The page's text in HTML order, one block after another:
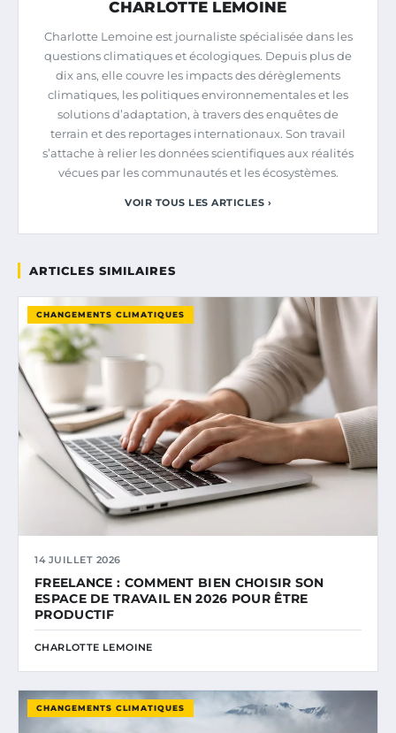
CHARLOTTE LEMOINE
Charlotte Lemoine est journaliste spécialisée dans les
questions climatiques et écologiques. Depuis plus de
dix ans, elle couvre les impacts des dérèglements
climatiques, les politiques environnementales et les
solutions d’adaptation, à travers des enquêtes de
terrain et des reportages internationaux. Son travail
s’attache à relier les données scientifiques aux réalités
vécues par les communautés et les écosystèmes.
VOIR TOUS LES ARTICLES ›
ARTICLES SIMILAIRES
CHANGEMENTS CLIMATIQUES
14 JUILLET 2026
FREELANCE : COMMENT BIEN CHOISIR SON
ESPACE DE TRAVAIL EN 2026 POUR ÊTRE
PRODUCTIF
CHARLOTTE LEMOINE
CHANGEMENTS CLIMATIQUES